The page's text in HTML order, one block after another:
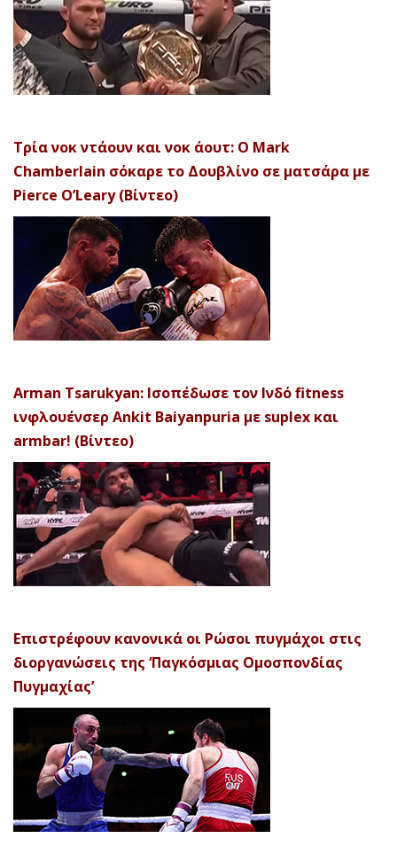
Τρία νοκ ντάουν και νοκ άουτ: Ο Mark
Chamberlain σόκαρε το Δουβλίνο σε ματσάρα με
Pierce O’Leary (Βίντεο)
Arman Tsarukyan: Ισοπέδωσε τον Ινδό fitness
ινφλουένσερ Ankit Baiyanpuria με suplex και
armbar! (Βίντεο)
Επιστρέφουν κανονικά οι Ρώσοι πυγμάχοι στις
διοργανώσεις της ‘Παγκόσμιας Ομοσπονδίας
Πυγμαχίας’